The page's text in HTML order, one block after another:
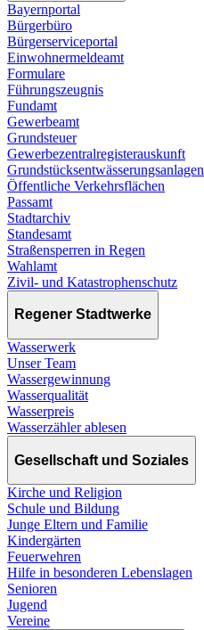
Bayernportal
Bürgerbüro
Bürgerserviceportal
Einwohnermeldeamt
Formulare
Führungszeugnis
Fundamt
Gewerbeamt
Grundsteuer
Gewerbezentralregisterauskunft
Grundstücksentwässerungsanlagen
Öffentliche Verkehrsflächen
Passamt
Stadtarchiv
Standesamt
Straßensperren in Regen
Wahlamt
Zivil- und Katastrophenschutz
Regener Stadtwerke
Wasserwerk
Unser Team
Wassergewinnung
Wasserqualität
Wasserpreis
Wasserzähler ablesen
Gesellschaft und Soziales
Kirche und Religion
Schule und Bildung
Junge Eltern und Familie
Kindergärten
Feuerwehren
Hilfe in besonderen Lebenslagen
Senioren
Jugend
Vereine